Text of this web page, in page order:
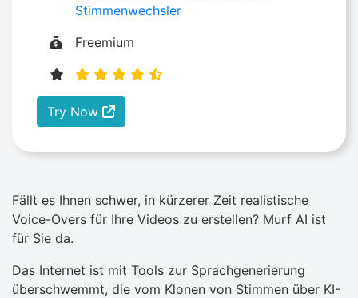
Stimmenwechsler
Freemium
Try Now
Fällt es Ihnen schwer, in kürzerer Zeit realistische
Voice-Overs für Ihre Videos zu erstellen? Murf AI ist
für Sie da.
Das Internet ist mit Tools zur Sprachgenerierung
überschwemmt, die vom Klonen von Stimmen über KI-